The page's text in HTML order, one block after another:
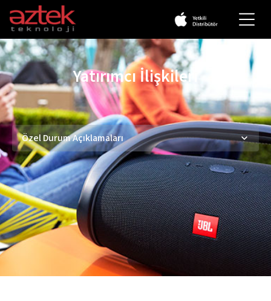
Markalar
Apple
Beats
JBL
Harman Kardon
Marshall
Yatırımcı İlişkileri
Özel Durum Açıklamaları